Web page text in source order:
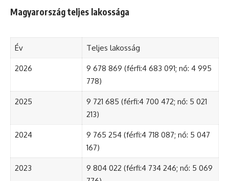
Magyarország teljes lakossága
Év Teljes lakosság
2026
9 678 869 (férfi:4 683 091; nő: 4 995
778)
2025
9 721 685 (férfi:4 700 472; nő: 5 021
213)
2024
9 765 254 (férfi:4 718 087; nő: 5 047
167)
2023
9 804 022 (férfi:4 734 246; nő: 5 069